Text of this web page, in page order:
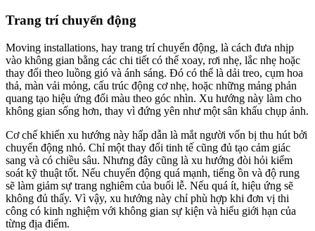
Trang trí chuyển động
Moving installations, hay trang trí chuyển động, là cách đưa nhịp
vào không gian bằng các chi tiết có thể xoay, rơi nhẹ, lắc nhẹ hoặc
thay đổi theo luồng gió và ánh sáng. Đó có thể là dải treo, cụm hoa
thả, màn vải mỏng, cấu trúc động cơ nhẹ, hoặc những mảng phản
quang tạo hiệu ứng đổi màu theo góc nhìn. Xu hướng này làm cho
không gian sống hơn, thay vì đứng yên như một sân khấu chụp ảnh.
Cơ chế khiến xu hướng này hấp dẫn là mắt người vốn bị thu hút bởi
chuyển động nhỏ. Chỉ một thay đổi tinh tế cũng đủ tạo cảm giác
sang và có chiều sâu. Nhưng đây cũng là xu hướng đòi hỏi kiểm
soát kỹ thuật tốt. Nếu chuyển động quá mạnh, tiếng ồn và độ rung
sẽ làm giảm sự trang nghiêm của buổi lễ. Nếu quá ít, hiệu ứng sẽ
không đủ thấy. Vì vậy, xu hướng này chỉ phù hợp khi đơn vị thi
công có kinh nghiệm với không gian sự kiện và hiểu giới hạn của
từng địa điểm.